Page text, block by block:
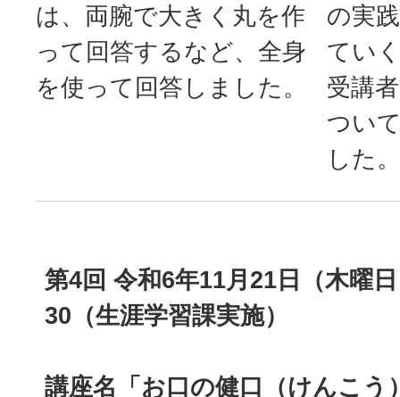
は、両腕で大きく丸を作
って回答するなど、全身
を使って回答しました。
の実
てい
受講
つい
した
第4回 令和6年11月21日（木曜
30（生涯学習課実施）
講座名「お口の健口（けんこう